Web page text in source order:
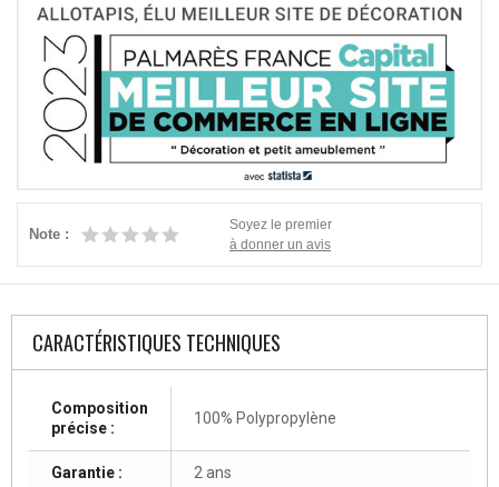
Note :
Soyez le premier
à donner un avis
CARACTÉRISTIQUES TECHNIQUES
Composition
précise :
100% Polypropylène
Garantie : 2 ans